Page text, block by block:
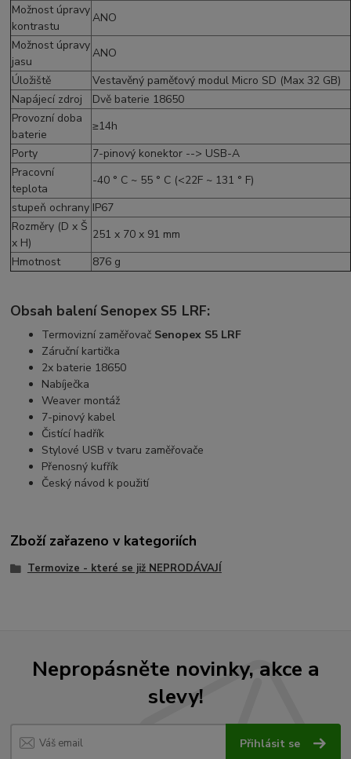
Možnost úpravy
kontrastu
ANO
Možnost úpravy
jasu
ANO
Úložiště
Vestavěný paměťový modul Micro SD (Max 32 GB)
Napájecí zdroj
Dvě baterie 18650
Provozní doba
baterie
≥14h
Porty
7-pinový konektor --> USB-A
Pracovní
teplota
-40 ° C ~ 55 ° C (<22F ~ 131 ° F)
stupeň ochrany IP67
Rozměry (D x Š
x H)
251 x 70 x 91 mm
Hmotnost
876 g
Obsah balení Senopex S5 LRF:
Termovizní zaměřovač Senopex S5 LRF
Záruční kartička
2x baterie 18650
Nabíječka
Weaver montáž
7-pinový kabel
Čistící hadřík
Stylové USB v tvaru zaměřovače
Přenosný kufřík
Český návod k použití
Zboží zařazeno v kategoriích
Termovize - které se již NEPRODÁVAJÍ
Nepropásněte novinky, akce a
slevy!
Přihlásit se